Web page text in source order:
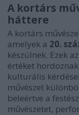
A kortárs
háttere
A kortárs
amelyek a 20.
készülnek. Ezek
értéket
kulturális
művészet
beleértve a
művészetet,